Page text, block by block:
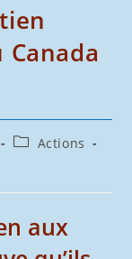
PostActions
aux